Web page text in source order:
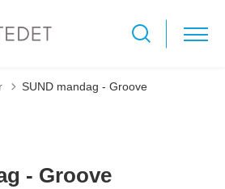
SUND mandag - Groove
- Groove